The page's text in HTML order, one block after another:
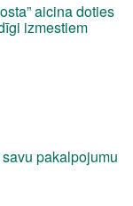
aicina doties
izmestiem
pakalpojumu